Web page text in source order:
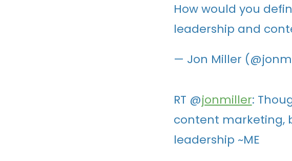
How would you
leadership and
— Jon Miller
RT @jonmiller:
content marketing,
leadership ~ME